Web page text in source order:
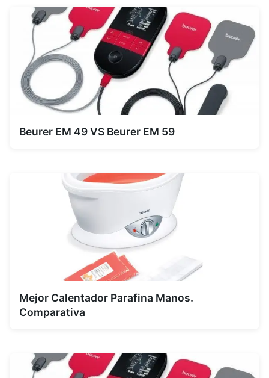
Beurer EM 49 VS Beurer EM 59
Mejor Calentador Parafina Manos.
Comparativa